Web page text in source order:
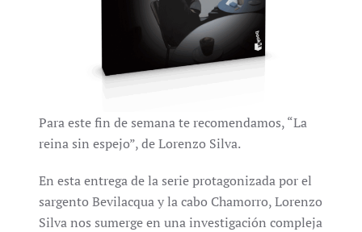
Para este fin de semana te recomendamos, “La
reina sin espejo”, de Lorenzo Silva.
En esta entrega de la serie protagonizada por el
sargento Bevilacqua y la cabo Chamorro, Lorenzo
Silva nos sumerge en una investigación compleja